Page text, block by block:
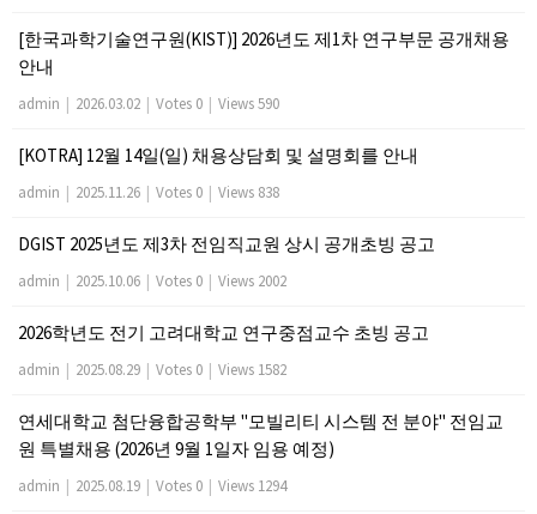
[한국과학기술연구원(KIST)] 2026년도 제1차 연구부문 공개채용
안내
admin | 2026.03.02 | Votes 0 | Views 590
[KOTRA] 12월 14일(일) 채용상담회 및 설명회를 안내
admin | 2025.11.26 | Votes 0 | Views 838
DGIST 2025년도 제3차 전임직교원 상시 공개초빙 공고
admin | 2025.10.06 | Votes 0 | Views 2002
2026학년도 전기 고려대학교 연구중점교수 초빙 공고
admin | 2025.08.29 | Votes 0 | Views 1582
연세대학교 첨단융합공학부 "모빌리티 시스템 전 분야" 전임교
원 특별채용 (2026년 9월 1일자 임용 예정)
admin | 2025.08.19 | Votes 0 | Views 1294